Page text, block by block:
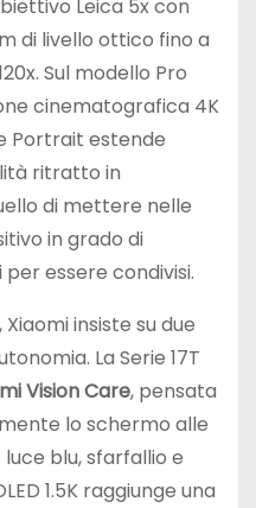
Leica 5x con
di livello ottico fino a
Sul modello Pro
cinematografica 4K
Portrait estende
ritratto in
di mettere nelle
in grado di
essere condivisi.
insiste su due
La Serie 17T
Vision Care, pensata
lo schermo alle
blu, sfarfallio e
1.5K raggiunge una